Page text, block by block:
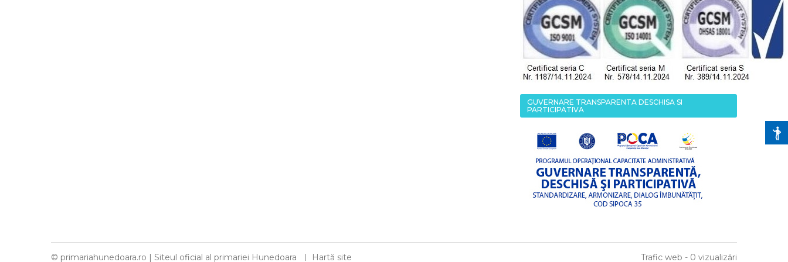
GUVERNARE TRANSPARENTA DESCHISA SI
PARTICIPATIVA
© primariahunedoara.ro | Siteul oficial al primariei Hunedoara Hartă site Trafic web - 0 vizualizări